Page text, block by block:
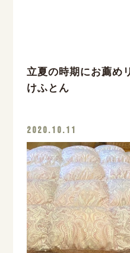
立夏の時期にお薦め
けふとん
2020.10.11